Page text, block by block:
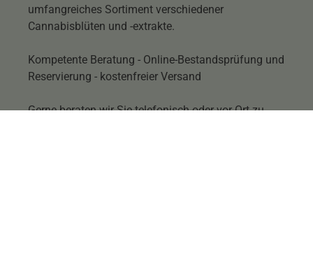
umfangreiches Sortiment verschiedener
Cannabisblüten und -extrakte.
Kompetente Beratung - Online-Bestandsprüfung und
Reservierung - kostenfreier Versand
Gerne beraten wir Sie telefonisch oder vor Ort zu